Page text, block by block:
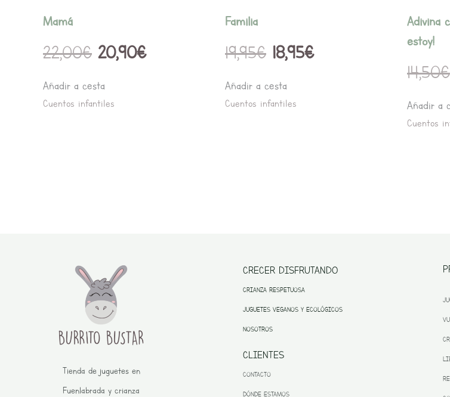
Mamá
22,00€ 20,90€
Añadir a cesta
Cuentos infantiles
Familia
19,95€ 18,95€
Añadir a cesta
Cuentos infantiles
Adivina
estoy!
14,50€
Añadir a
Cuentos
Tienda de juguetes en
Fuenlabrada y crianza
CRECER DISFRUTANDO
CRIANZA RESPETUOSA
JUGUETES VEGANOS Y ECOLÓGICOS
NOSOTROS
CLIENTES
CONTACTO
DÓNDE ESTAMOS